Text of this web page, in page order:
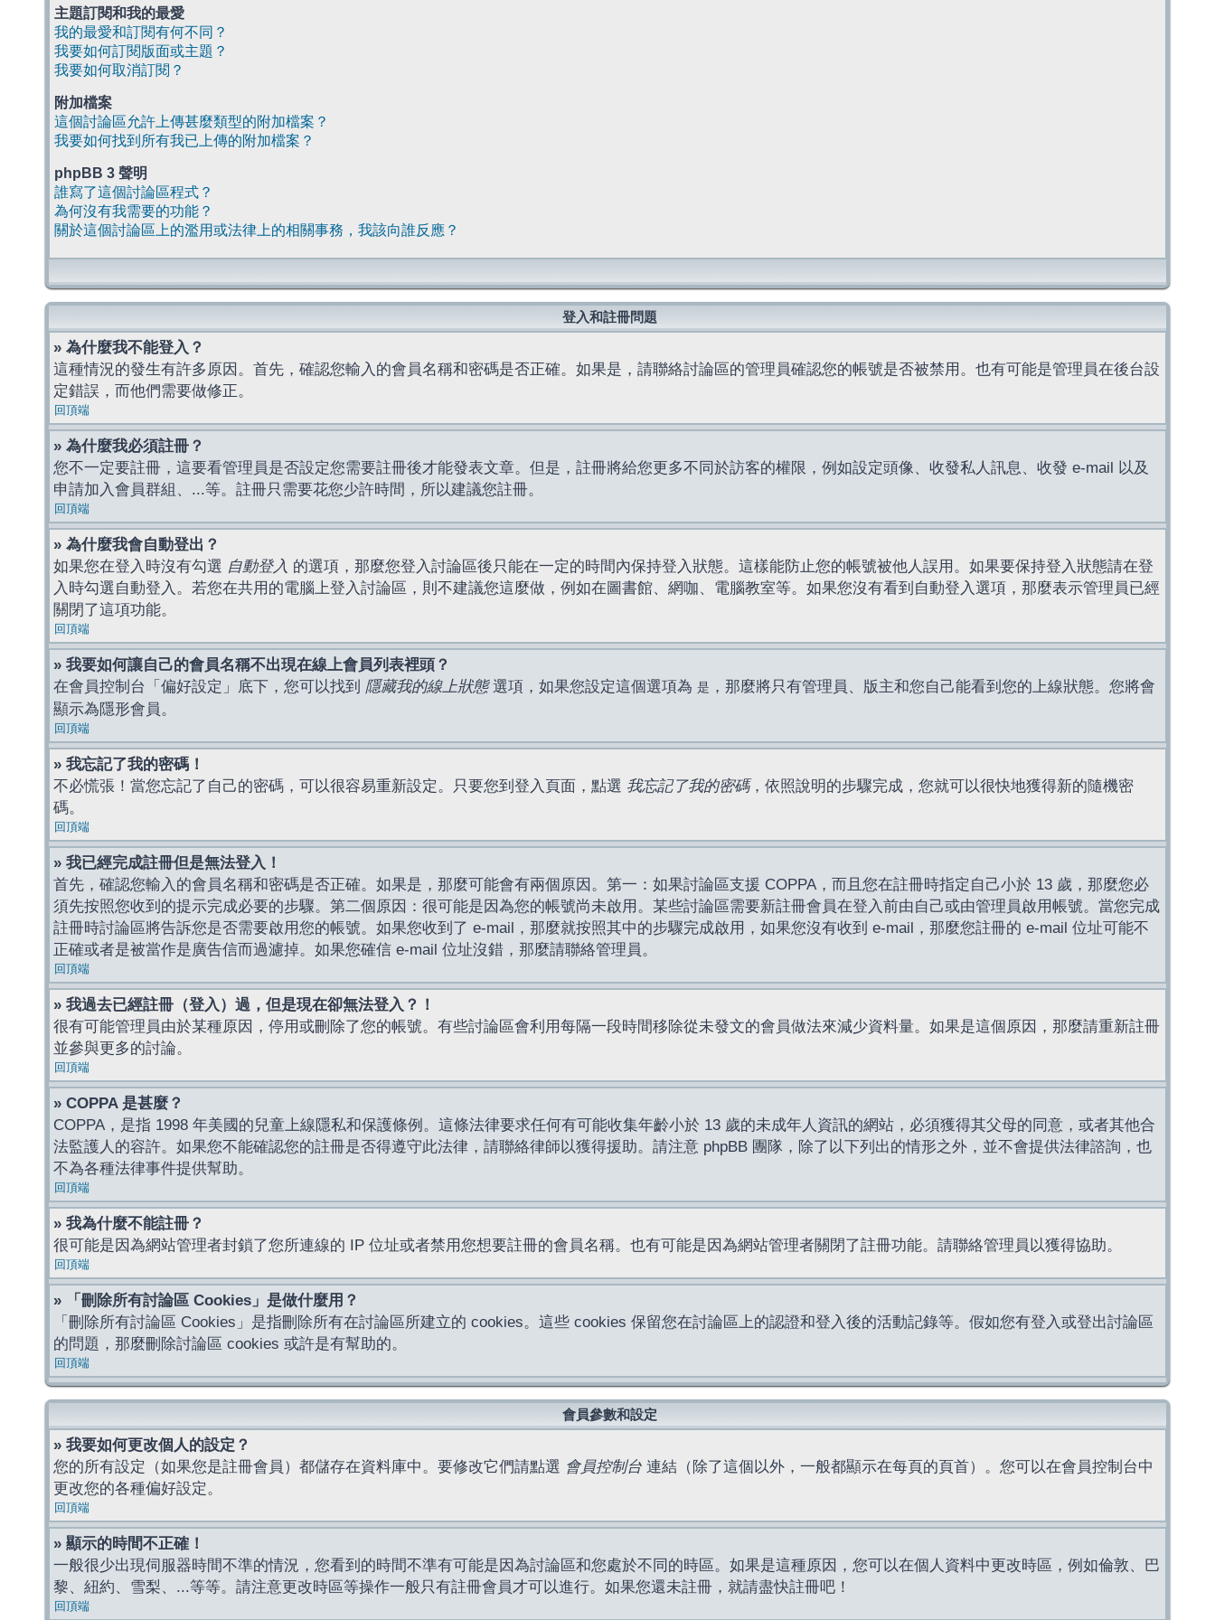
主題訂閱和我的最愛
我的最愛和訂閱有何不同？
我要如何訂閱版面或主題？
我要如何取消訂閱？
附加檔案
這個討論區允許上傳甚麼類型的附加檔案？
我要如何找到所有我已上傳的附加檔案？
phpBB 3 聲明
誰寫了這個討論區程式？
為何沒有我需要的功能？
關於這個討論區上的濫用或法律上的相關事務，我該向誰反應？
登入和註冊問題
» 為什麼我不能登入？
這種情況的發生有許多原因。首先，確認您輸入的會員名稱和密碼是否正確。如果是，請聯絡討論區的管理員確認您的帳號是否被禁用。也有可能是管理員在後台設
定錯誤，而他們需要做修正。
回頂端
» 為什麼我必須註冊？
您不一定要註冊，這要看管理員是否設定您需要註冊後才能發表文章。但是，註冊將給您更多不同於訪客的權限，例如設定頭像、收發私人訊息、收發 e-mail 以及
申請加入會員群組、...等。註冊只需要花您少許時間，所以建議您註冊。
回頂端
» 為什麼我會自動登出？
如果您在登入時沒有勾選 自動登入 的選項，那麼您登入討論區後只能在一定的時間內保持登入狀態。這樣能防止您的帳號被他人誤用。如果要保持登入狀態請在登
入時勾選自動登入。若您在共用的電腦上登入討論區，則不建議您這麼做，例如在圖書館、網咖、電腦教室等。如果您沒有看到自動登入選項，那麼表示管理員已經
關閉了這項功能。
回頂端
» 我要如何讓自己的會員名稱不出現在線上會員列表裡頭？
在會員控制台「偏好設定」底下，您可以找到 隱藏我的線上狀態選項，如果您設定這個選項為 是 ，那麼將只有管理員、版主和您自己能看到您的上線狀態。您將會
顯示為隱形會員。
回頂端
» 我忘記了我的密碼！
不必慌張！當您忘記了自己的密碼，可以很容易重新設定。只要您到登入頁面，點選 我忘記了我的密碼，依照說明的步驟完成，您就可以很快地獲得新的隨機密
碼。
回頂端
» 我已經完成註冊但是無法登入！
首先，確認您輸入的會員名稱和密碼是否正確。如果是，那麼可能會有兩個原因。第一：如果討論區支援 COPPA，而且您在註冊時指定自己小於 13 歲，那麼您必
須先按照您收到的提示完成必要的步驟。第二個原因：很可能是因為您的帳號尚未啟用。某些討論區需要新註冊會員在登入前由自己或由管理員啟用帳號。當您完成
註冊時討論區將告訴您是否需要啟用您的帳號。如果您收到了 e-mail，那麼就按照其中的步驟完成啟用，如果您沒有收到 e-mail，那麼您註冊的 e-mail 位址可能不
正確或者是被當作是廣告信而過濾掉。如果您確信 e-mail 位址沒錯，那麼請聯絡管理員。
回頂端
» 我過去已經註冊（登入）過，但是現在卻無法登入？！
很有可能管理員由於某種原因，停用或刪除了您的帳號。有些討論區會利用每隔一段時間移除從未發文的會員做法來減少資料量。如果是這個原因，那麼請重新註冊
並參與更多的討論。
回頂端
» COPPA 是甚麼？
COPPA，是指 1998 年美國的兒童上線隱私和保護條例。這條法律要求任何有可能收集年齡小於 13 歲的未成年人資訊的網站，必須獲得其父母的同意，或者其他合
法監護人的容許。如果您不能確認您的註冊是否得遵守此法律，請聯絡律師以獲得援助。請注意 phpBB 團隊，除了以下列出的情形之外，並不會提供法律諮詢，也
不為各種法律事件提供幫助。
回頂端
» 我為什麼不能註冊？
很可能是因為網站管理者封鎖了您所連線的 IP 位址或者禁用您想要註冊的會員名稱。也有可能是因為網站管理者關閉了註冊功能。請聯絡管理員以獲得協助。
回頂端
» 「刪除所有討論區 Cookies」是做什麼用？
「刪除所有討論區 Cookies」是指刪除所有在討論區所建立的 cookies。這些 cookies 保留您在討論區上的認證和登入後的活動記錄等。假如您有登入或登出討論區
的問題，那麼刪除討論區 cookies 或許是有幫助的。
回頂端
會員參數和設定
» 我要如何更改個人的設定？
您的所有設定（如果您是註冊會員）都儲存在資料庫中。要修改它們請點選 會員控制台 連結（除了這個以外，一般都顯示在每頁的頁首）。您可以在會員控制台中
更改您的各種偏好設定。
回頂端
» 顯示的時間不正確！
一般很少出現伺服器時間不準的情況，您看到的時間不準有可能是因為討論區和您處於不同的時區。如果是這種原因，您可以在個人資料中更改時區，例如倫敦、巴
黎、紐約、雪梨、...等等。請注意更改時區等操作一般只有註冊會員才可以進行。如果您還未註冊，就請盡快註冊吧！
回頂端